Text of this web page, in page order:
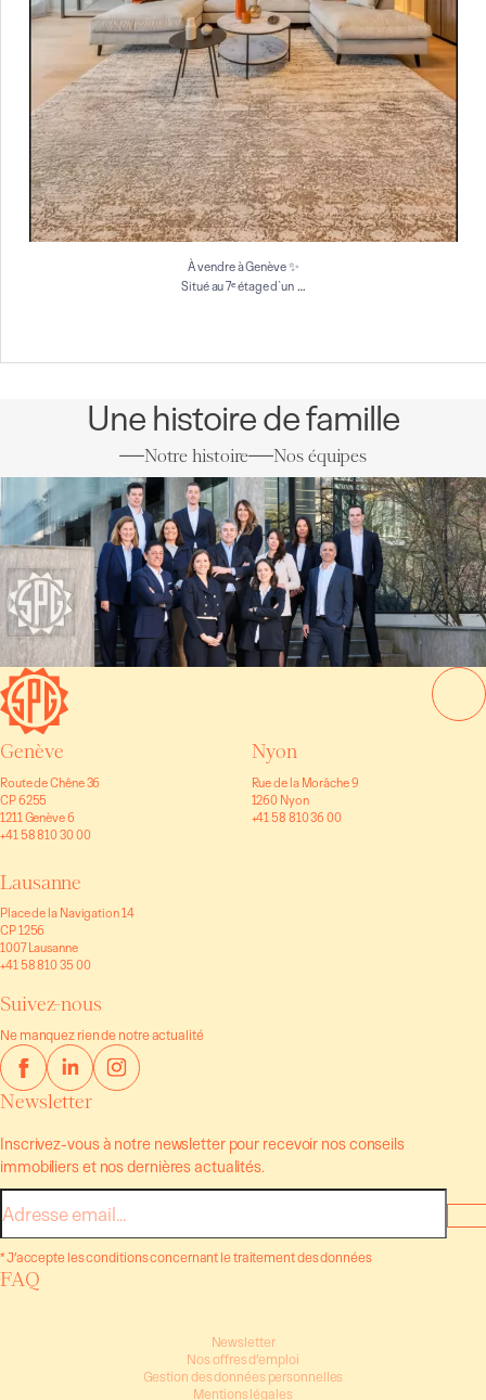
À vendre à Genève ✨
Situé au 7ᵉ étage d`un …
Une histoire de famille
Notre histoire Nos équipes
Genève
Route de Chêne 36
CP 6255
1211 Genève 6
+41 58 810 30 00
Nyon
Rue de la Morâche 9
1260 Nyon
+41 58 810 36 00
Lausanne
Place de la Navigation 14
CP 1256
1007 Lausanne
+41 58 810 35 00
Suivez-nous
Ne manquez rien de notre actualité
Newsletter
Inscrivez-vous à notre newsletter pour recevoir nos conseils
immobiliers et nos dernières actualités.
E-
mail
* J’accepte les conditions concernant le traitement des données
FAQ
Newsletter
Nos offres d’emploi
Gestion des données personnelles
Mentions légales